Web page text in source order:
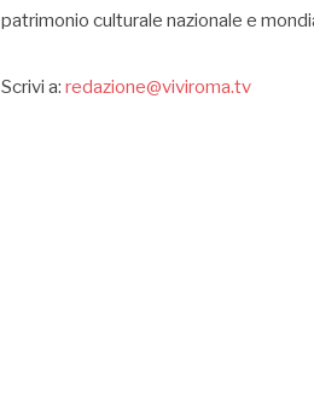
patrimonio culturale nazionale e
Scrivi a: redazione@viviroma.tv